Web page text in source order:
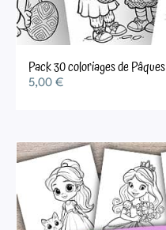
Pack 30 coloriages de Pâques
5,00 €